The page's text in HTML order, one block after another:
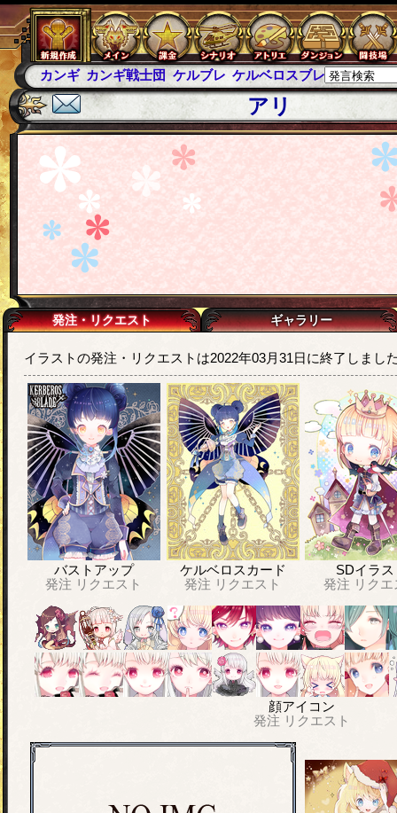
カンギ カンギ戦士団 ケルブレ ケルベロスブレイド スパ
アリ
発注・リクエスト ギャラリー
イラストの発注・リクエストは2022年03月31日に終了しまし
バストアップ
発注 リクエスト
ケルベロスカード
発注 リクエスト
SDイラス
発注 リク
顔アイコン
発注 リクエスト